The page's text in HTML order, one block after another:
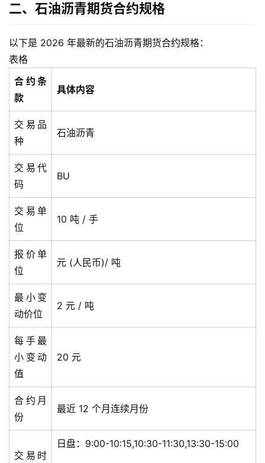
二、石油沥青期货合约规格
以下是 2026 年最新的石油沥青期货合约规格：
表格
合约条
款
具体内容
交易品
种
石油沥青
交易代
码
BU
交易单
位
10 吨 / 手
报价单
位
元 (人民币)/ 吨
最小变
动价位
2 元 / 吨
每手最
小变动
值
20 元
合约月
份
最近 12 个月连续月份
交易时
日盘：9:00-10:15,10:30-11:30,13:30-15:00